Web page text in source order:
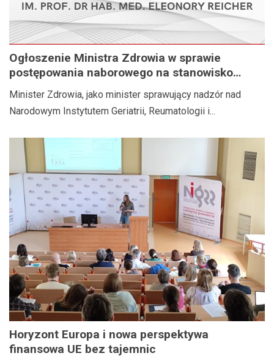
Ogłoszenie Ministra Zdrowia w sprawie
postępowania naborowego na stanowisko
Dyrektora Narodowego Instytutu Geriatrii,
Reumatologii i Rehabilitacji im. prof. dr hab.
med. Eleonory Reicher
Minister Zdrowia, jako minister sprawujący nadzór nad
Narodowym Instytutem Geriatrii, Reumatologii i...
Horyzont Europa i nowa perspektywa
finansowa UE bez tajemnic